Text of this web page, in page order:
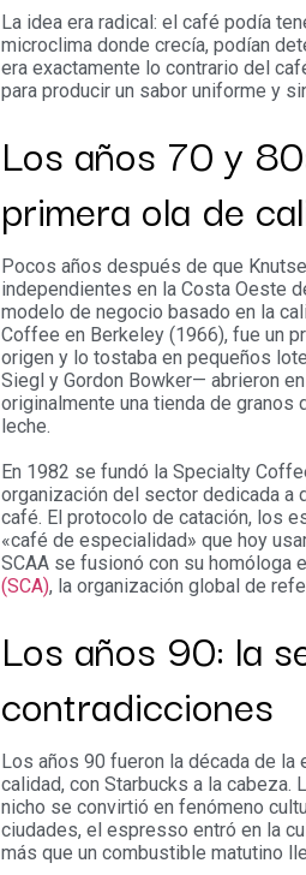
La idea era radical: el café podía
microclima donde crecía, podían
era exactamente lo contrario del
para producir un sabor uniforme y
Los años 70 y
primera ola de
Pocos años después de que
independientes en la Costa Oeste
modelo de negocio basado en la
Coffee en Berkeley (1966), fue un
origen y lo tostaba en pequeños
Siegl y Gordon Bowker— abrieron
originalmente una tienda de granos
leche.
En 1982 se fundó la Specialty
organización del sector dedicada a
café. El protocolo de catación, los
«café de especialidad» que hoy
SCAA se fusionó con su homóloga
(SCA), la organización global de
Los años 90: la
contradicciones
Los años 90 fueron la década de
calidad, con Starbucks a la cabeza.
nicho se convirtió en fenómeno
ciudades, el espresso entró en la
más que un combustible matutino